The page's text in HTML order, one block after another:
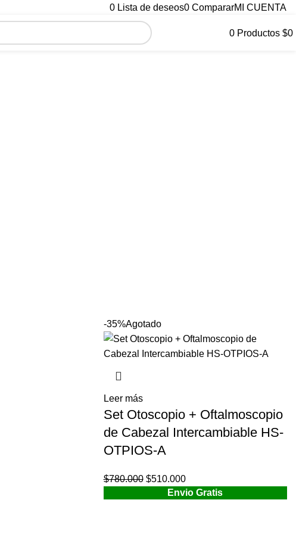
0 Lista de deseos0 CompararMI CUENTA
0 Productos $0
-35%Agotado
Leer más
Set Otoscopio + Oftalmoscopio
de Cabezal Intercambiable HS-
OTPIOS-A
$780.000 El
precio
$510.000El
precio
Envio Gratis